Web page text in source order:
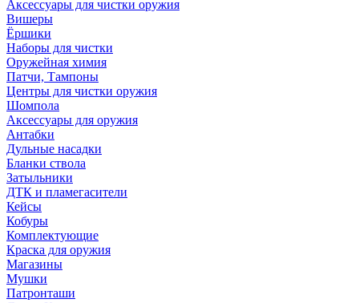
Аксессуары для чистки оружия
Вишеры
Ёршики
Наборы для чистки
Оружейная химия
Патчи, Тампоны
Центры для чистки оружия
Шомпола
Аксессуары для оружия
Антабки
Дульные насадки
Бланки ствола
Затыльники
ДТК и пламегасители
Кейсы
Кобуры
Комплектующие
Краска для оружия
Магазины
Мушки
Патронташи